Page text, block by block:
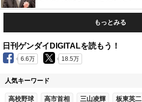
もっとみる
日刊ゲンダイDIGITALを読もう！
6.6万 18.5万
人気キーワード
高校野球 高市首相 三山凌輝 板東英二